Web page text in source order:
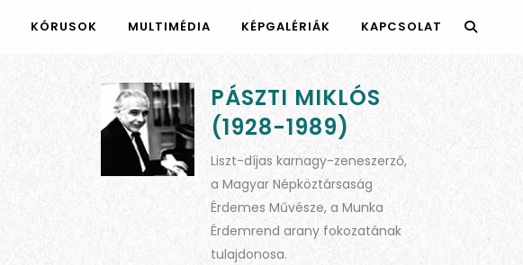
KÓRUSOK MULTIMÉDIA KÉPGALÉRIÁK KAPCSOLAT
PÁSZTI MIKLÓS
(1928-1989)
Liszt-díjas karnagy-zeneszerző,
a Magyar Népköztársaság
Érdemes Művésze, a Munka
Érdemrend arany fokozatának
tulajdonosa.